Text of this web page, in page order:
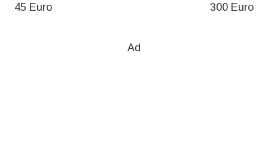
45 Euro 300 Euro
Ad